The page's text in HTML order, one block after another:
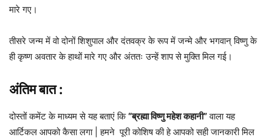
मारे गए।
तीसरे जन्म में वो दोनों शिशुपाल और दंतवक्र के रूप में जन्मे और भगवान् विष्णु के
ही कृष्ण अवतार के हाथों मारे गए और अंततः उन्हें शाप से मुक्ति मिल गई।
अंतिम बात :
दोस्तों कमेंट के माध्यम से यह बताएं कि“ब्रह्मा विष्णु महेश कहानी”वाला यह
आर्टिकल आपको कैसा लगा | हमने पूरी कोशिष की हे आपको सही जानकारी मिल